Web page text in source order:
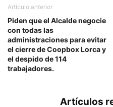
Artículo anterior
Piden que el Alcalde negocie
con todas las
administraciones para evitar
el cierre de Coopbox Lorca y
el despido de 114
trabajadores.
Artículos